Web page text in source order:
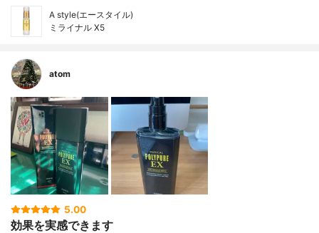
A style(エースタイル)
ミライナル X5
atom
5.00
効果を実感できます